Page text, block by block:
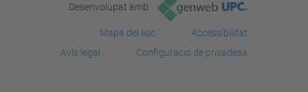
Desenvolupat amb
Mapa del lloc
Accessibilitat
Avís legal
Configuració de privadesa